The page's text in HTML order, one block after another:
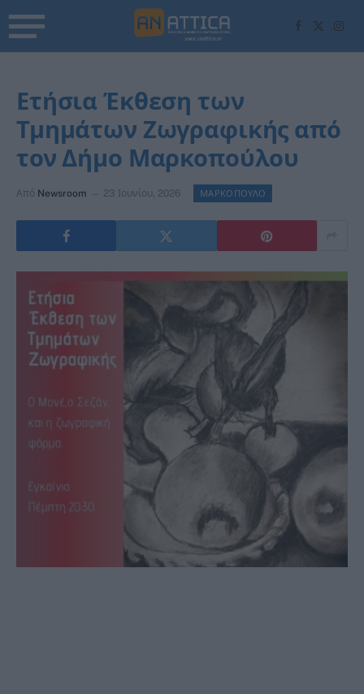
Facebook
X
(Twitter)
Ετήσια Έκθεση των
Τμημάτων Ζωγραφικής από
τον Δήμο Μαρκοπούλου
Από Newsroom 23 Ιουνίου, 2026 ΜΑΡΚΟΠΟΥΛΟ